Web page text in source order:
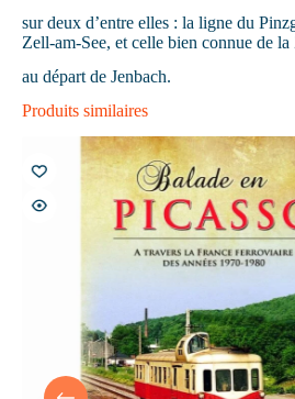
sur deux d’entre elles : la ligne du
Zell-am-See, et celle bien connue de
au départ de Jenbach.
Produits similaires